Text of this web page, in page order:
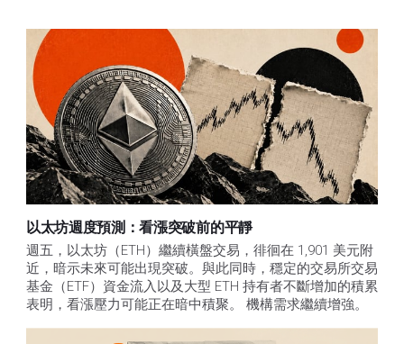
以太坊週度預測：看漲突破前的平靜
週五，以太坊（ETH）繼續橫盤交易，徘徊在 1,901 美元附
近，暗示未來可能出現突破。與此同時，穩定的交易所交易
基金（ETF）資金流入以及大型 ETH 持有者不斷增加的積累
表明，看漲壓力可能正在暗中積聚。 機構需求繼續增強。